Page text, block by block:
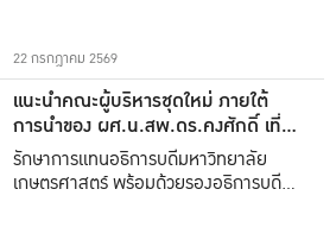
22 กรกฎาคม 2569
แนะนำคณะผู้บริหารชุดใหม่ ภายใต้
การนำของ ผศ.น.สพ.ดร.คงศักดิ์ เที่ยง
ธรรม
รักษาการแทนอธิการบดีมหาวิทยาลัย
เกษตรศาสตร์ พร้อมด้วยรองอธิการบดีทั้ง